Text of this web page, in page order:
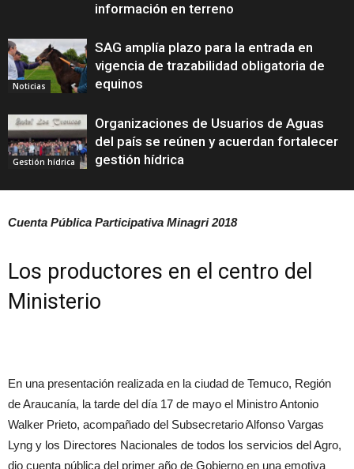
información en terreno
Noticias
SAG amplía plazo para la entrada en
vigencia de trazabilidad obligatoria de
equinos
Gestión hídrica
Organizaciones de Usuarios de Aguas
del país se reúnen y acuerdan fortalecer
gestión hídrica
Cuenta Pública Participativa Minagri 2018
Los productores en el centro del
Ministerio
En una presentación realizada en la ciudad de Temuco, Región
de Araucanía, la tarde del día 17 de mayo el Ministro Antonio
Walker Prieto, acompañado del Subsecretario Alfonso Vargas
Lyng y los Directores Nacionales de todos los servicios del Agro,
dio cuenta pública del primer año de Gobierno en una emotiva